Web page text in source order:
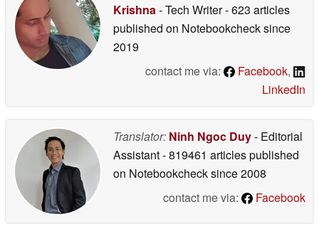
Krishna - Tech Writer- 623 articles
published on Notebookchecksince
2019
contact me via:
Facebook,
LinkedIn
Translator: Ninh Ngoc Duy- Editorial
Assistant- 819461 articles published
on Notebookchecksince 2008
contact me via:
Facebook